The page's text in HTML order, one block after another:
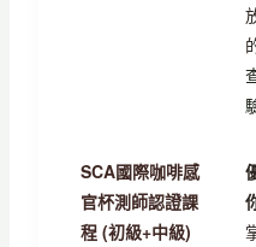
SCA國際咖啡感
官杯測師認證課
程 (初級+中級)